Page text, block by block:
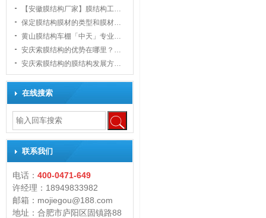
【安徽膜结构厂家】膜结构工…
保定膜结构膜材的类型和膜材…
黄山膜结构车棚「中天」专业…
安庆索膜结构的优势在哪里？…
安庆索膜结构的膜结构发展方…
在线搜索
联系我们
电话： 400-0471-649
许经理：18949833982
邮箱：mojiegou@188.com
地址：合肥市庐阳区固镇路88